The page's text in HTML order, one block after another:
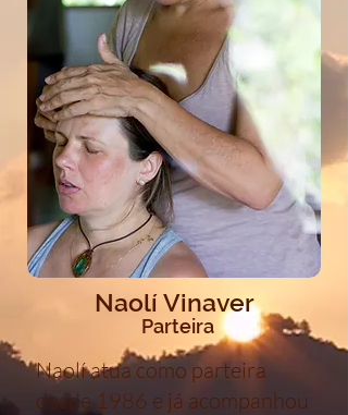
Naolí Vinaver
Parteira
Naolí atua como parteira
desde 1986 e já acompanhou